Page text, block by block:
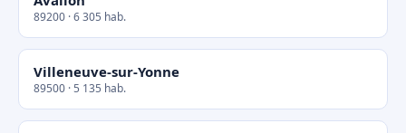
89200 · 6 305 hab.
Villeneuve-sur-Yonne
89500 · 5 135 hab.